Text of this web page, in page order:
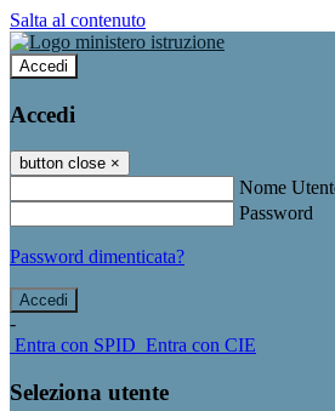
Salta al contenuto
Accedi
Accedi
button close ×
Nome
Password
Password dimenticata?
-
Entra con SPID Entra con CIE
Seleziona utente